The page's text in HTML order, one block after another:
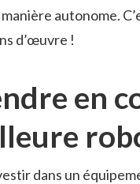
autonome.
d’œuvre !
en
dans un